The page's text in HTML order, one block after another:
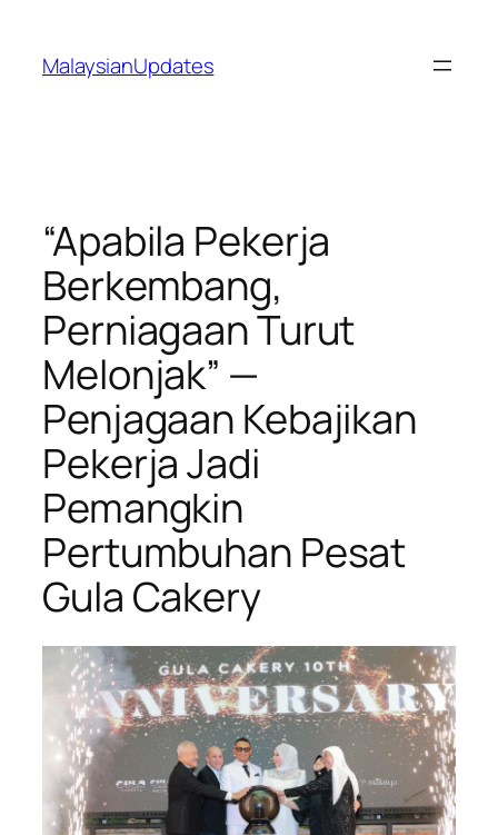
content
MalaysianUpdates
“Apabila Pekerja
Berkembang,
Perniagaan Turut
Melonjak” —
Penjagaan Kebajikan
Pekerja Jadi
Pemangkin
Pertumbuhan Pesat
Gula Cakery